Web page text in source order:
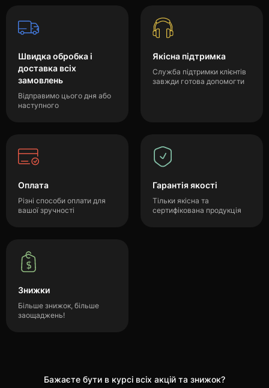
Швидка обробка і
доставка всіх
замовлень
Відправимо цього дня або
наступного
Якісна підтримка
Служба підтримки клієнтів
завжди готова допомогти
Оплата
Різні способи оплати для
вашої зручності
Гарантія якості
Тільки якісна та
сертифікована продукція
Знижки
Більше знижок, більше
заощаджень!
Бажаєте бути в курсі всіх акцій та знижок?